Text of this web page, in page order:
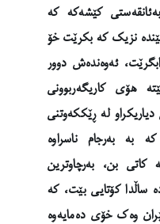
کێشەکە کە
نزیک کە بکرێت خۆ
ئەوەندەش دوور
هۆی کاریگەربوونی
لە ڕێککەوتنی
کە بە بەرجام ناسراوە
کاتی بن، بەرچاوترین
ساڵدا کۆتایی بێت، کە
ئێران وەک خۆی دەمایەوە